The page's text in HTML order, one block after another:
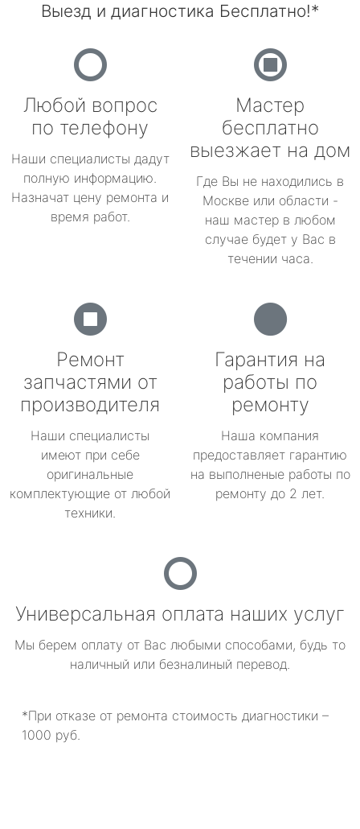
Выезд и диагностика Бесплатно!*
Любой вопрос
по телефону
Наши специалисты дадут
полную информацию.
Назначат цену ремонта и
время работ.
Мастер
бесплатно
выезжает на дом
Где Вы не находились в
Москве или области -
наш мастер в любом
случае будет у Вас в
течении часа.
Ремонт
запчастями от
производителя
Наши специалисты
имеют при себе
оригинальные
комплектующие от любой
техники.
Гарантия на
работы по
ремонту
Наша компания
предоставляет гарантию
на выполненые работы по
ремонту до 2 лет.
Универсальная оплата наших услуг
Мы берем оплату от Вас любыми способами, будь то
наличный или безналиный перевод.
*При отказе от ремонта стоимость диагностики –
1000 руб.